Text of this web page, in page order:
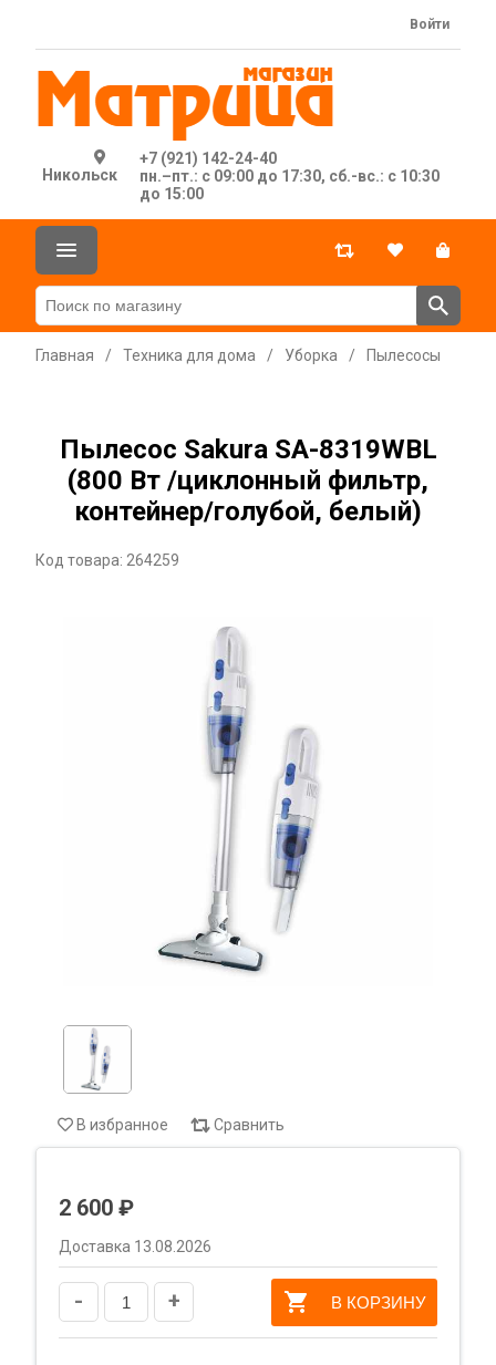
Никольск
+7 (921) 142-24-40
пн.–пт.: с 09:00 до 17:30, сб.-вс.: с 10:30
до 15:00
Войти
Главная / Техника для дома / Уборка / Пылесосы
Пылесос Sakura SA-8319WBL
(800 Вт /циклонный фильтр,
контейнер/голубой, белый)
Код товара: 264259
В избранное Сравнить
2 600 ₽
Доставка 13.08.2026
- + В КОРЗИНУ